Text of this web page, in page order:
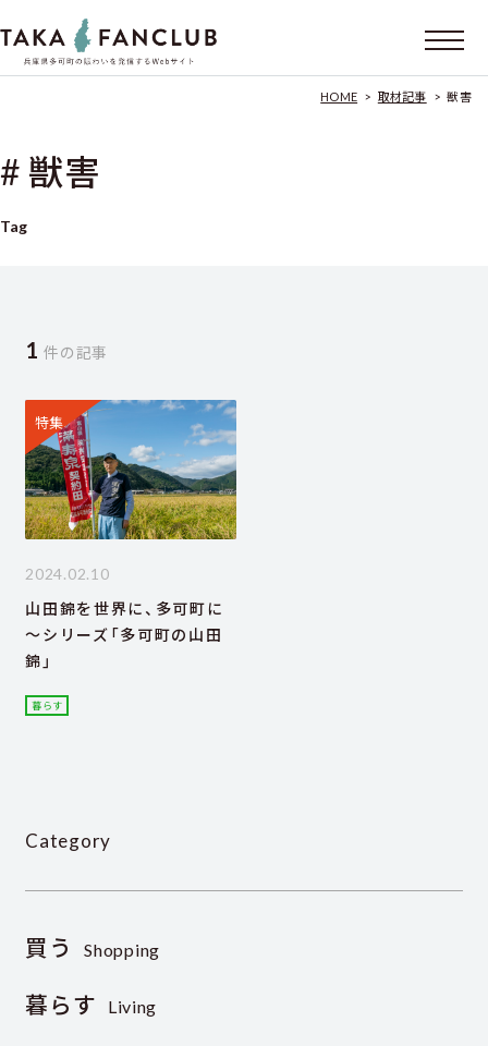
HOME > 取材記事 > 獣害
# 獣害
Tag
1 件の記事
特集
2024.02.10
山田錦を世界に、多可町に
～シリーズ「多可町の山田
錦」
暮らす
Category
買う Shopping
暮らす Living